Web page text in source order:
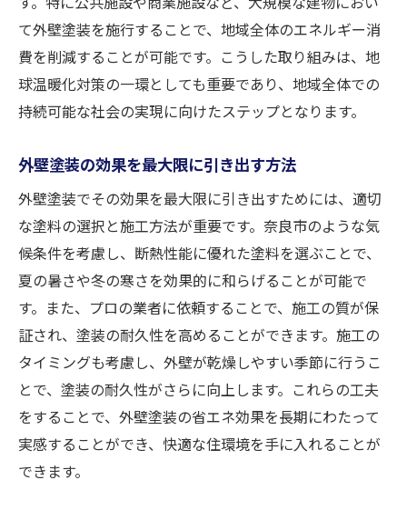
て外壁塗装を施行することで、地域全体のエネルギー消
費を削減することが可能です。こうした取り組みは、地
球温暖化対策の一環としても重要であり、地域全体での
持続可能な社会の実現に向けたステップとなります。
外壁塗装の効果を最大限に引き出す方法
外壁塗装でその効果を最大限に引き出すためには、適切
な塗料の選択と施工方法が重要です。奈良市のような気
候条件を考慮し、断熱性能に優れた塗料を選ぶことで、
夏の暑さや冬の寒さを効果的に和らげることが可能で
す。また、プロの業者に依頼することで、施工の質が保
証され、塗装の耐久性を高めることができます。施工の
タイミングも考慮し、外壁が乾燥しやすい季節に行うこ
とで、塗装の耐久性がさらに向上します。これらの工夫
をすることで、外壁塗装の省エネ効果を長期にわたって
実感することができ、快適な住環境を手に入れることが
できます。